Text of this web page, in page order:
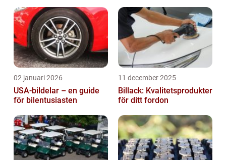
02 januari 2026
USA-bildelar – en guide
för bilentusiasten
11 december 2025
Billack: Kvalitetsprodukter
för ditt fordon